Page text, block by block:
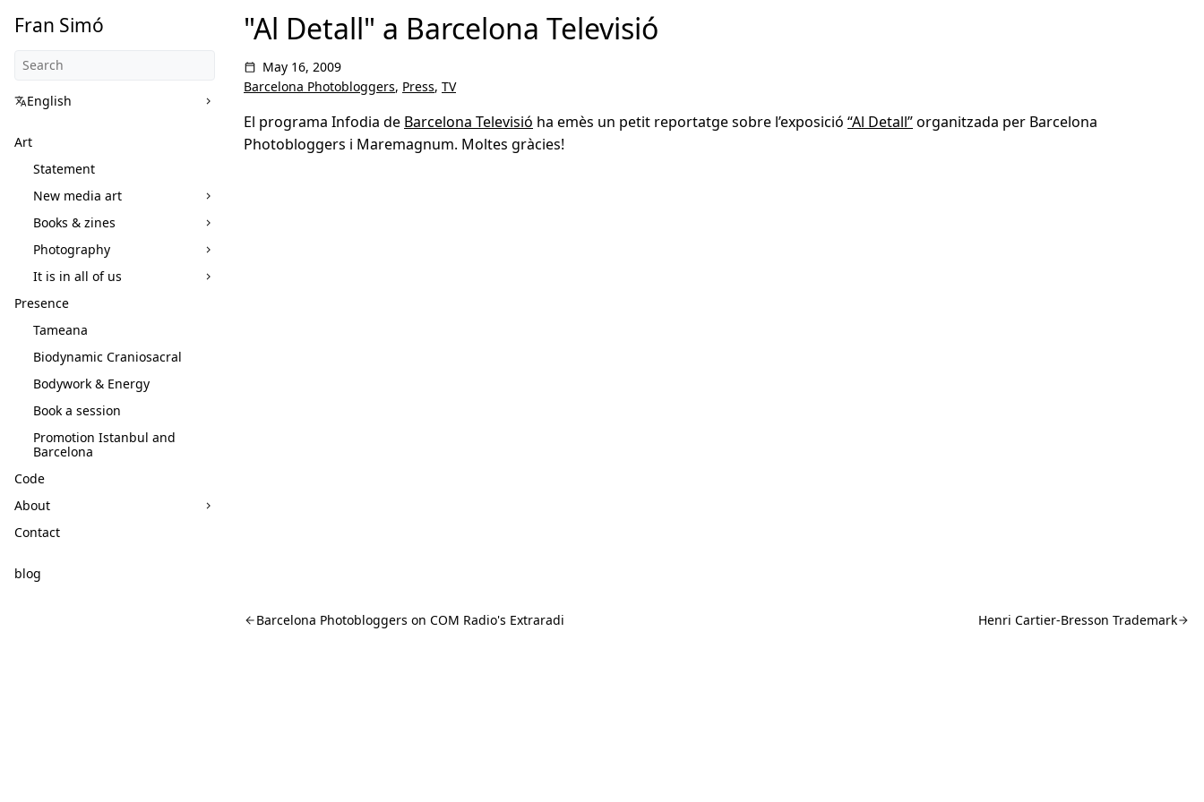
Fran Simó
English
Art
Statement
New media art
Books & zines
Photography
It is in all of us
Presence
Tameana
Biodynamic Craniosacral
Bodywork & Energy
Book a session
Promotion Istanbul and
Barcelona
Code
About
Contact
blog
"Al Detall" a Barcelona Televisió
May 16, 2009
Barcelona Photobloggers, Press, TV
El programa Infodia de Barcelona Televisió ha emès un petit reportatge sobre l’exposició “Al Detall”organitzada per Barcelona
Photobloggers i Maremagnum. Moltes gràcies!
Barcelona Photobloggers on COM Radio's Extraradi Henri Cartier-Bresson Trademark